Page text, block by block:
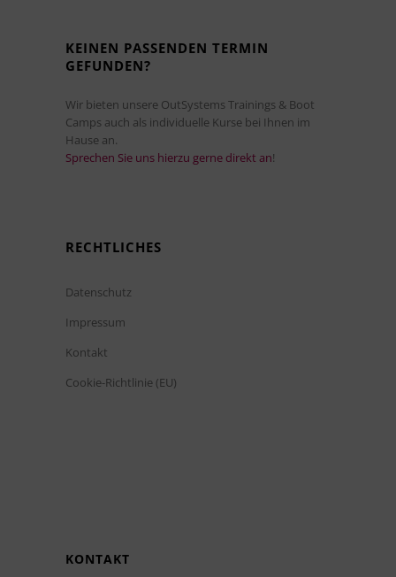
KEINEN PASSENDEN TERMIN
GEFUNDEN?
Wir bieten unsere OutSystems Trainings & Boot
Camps auch als individuelle Kurse bei Ihnen im
Hause an.
Sprechen Sie uns hierzu gerne direkt an!
RECHTLICHES
Datenschutz
Impressum
Kontakt
Cookie-Richtlinie (EU)
KONTAKT